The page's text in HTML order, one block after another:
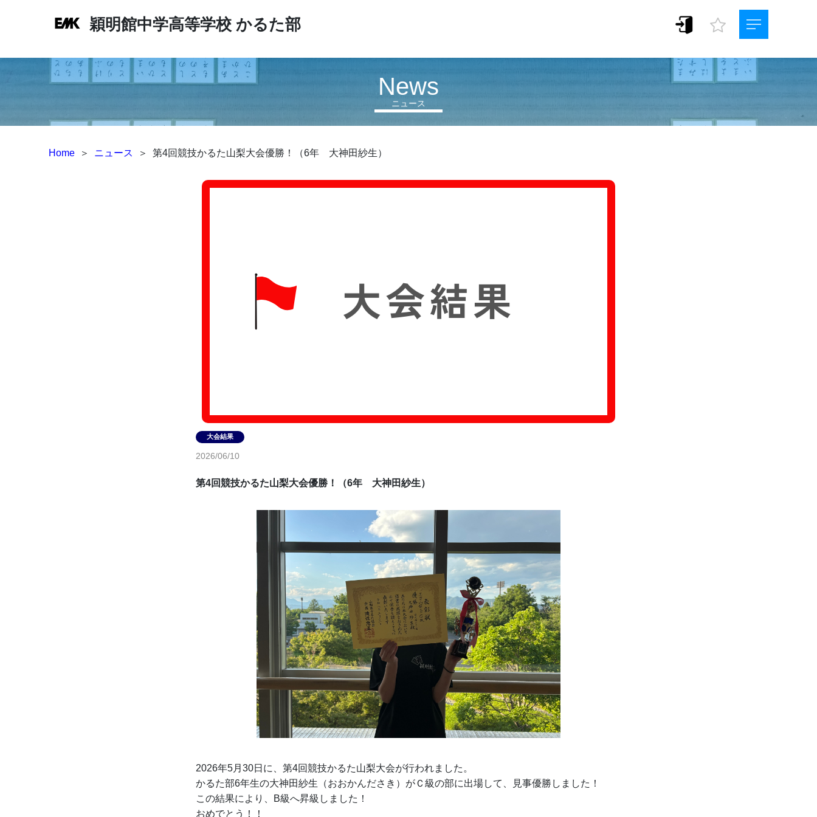
穎明館中学高等学校 かるた部
ニュース
News
Home ＞ ニュース ＞ 第4回競技かるた山梨大会優勝！（6年 大神田紗生）
2026/06/10
第4回競技かるた山梨大会優勝！（6年　大神田紗生）
2026年5月30日に、第4回競技かるた山梨大会が行われました。
かるた部6年生の大神田紗生（おおかんださき）がＣ級の部に出場して、見事優勝しました！
この結果により、B級へ昇級しました！
おめでとう！！